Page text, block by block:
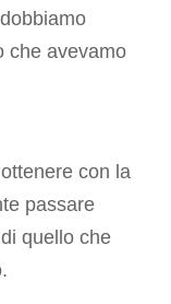
che avevamo
con la
passare
quello che